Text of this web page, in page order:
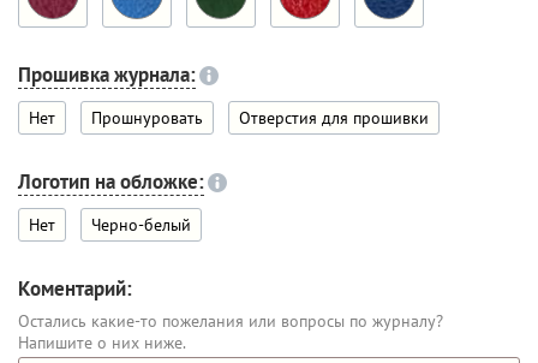
Прошивка журнала:
Нет Прошнуровать Отверстия для прошивки
Логотип на обложке:
Нет Черно-белый
Коментарий:
Остались какие-то пожелания или вопросы по журналу?
Напишите о них ниже.